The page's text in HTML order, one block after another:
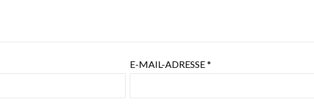
E-MAIL-ADRESSE*